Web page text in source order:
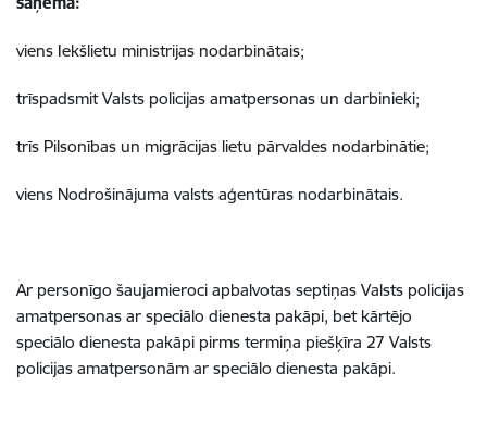
viens Iekšlietu ministrijas nodarbinātais;
trīspadsmit Valsts policijas amatpersonas un darbinieki;
trīs Pilsonības un migrācijas lietu pārvaldes nodarbinātie;
viens Nodrošinājuma valsts aģentūras nodarbinātais.
Ar personīgo šaujamieroci apbalvotas septiņas Valsts policijas
amatpersonas ar speciālo dienesta pakāpi, bet kārtējo
speciālo dienesta pakāpi pirms termiņa piešķīra 27 Valsts
policijas amatpersonām ar speciālo dienesta pakāpi.